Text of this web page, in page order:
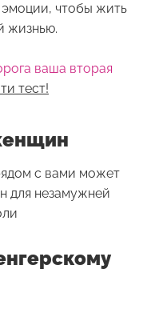
эмоции, чтобы жить
жизнью.
ваша вторая
тест!
с вами может
для незамужней